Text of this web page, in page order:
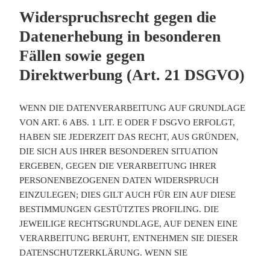
Widerspruchsrecht gegen die
Datenerhebung in besonderen
Fällen sowie gegen
Direktwerbung (Art. 21 DSGVO)
WENN DIE DATENVERARBEITUNG AUF GRUNDLAGE
VON ART. 6 ABS. 1 LIT. E ODER F DSGVO ERFOLGT,
HABEN SIE JEDERZEIT DAS RECHT, AUS GRÜNDEN,
DIE SICH AUS IHRER BESONDEREN SITUATION
ERGEBEN, GEGEN DIE VERARBEITUNG IHRER
PERSONENBEZOGENEN DATEN WIDERSPRUCH
EINZULEGEN; DIES GILT AUCH FÜR EIN AUF DIESE
BESTIMMUNGEN GESTÜTZTES PROFILING. DIE
JEWEILIGE RECHTSGRUNDLAGE, AUF DENEN EINE
VERARBEITUNG BERUHT, ENTNEHMEN SIE DIESER
DATENSCHUTZERKLÄRUNG. WENN SIE